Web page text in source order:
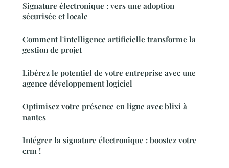
Signature électronique : vers une adoption
sécurisée et locale
Comment l'intelligence artificielle transforme la
gestion de projet
Libérez le potentiel de votre entreprise avec une
agence développement logiciel
Optimisez votre présence en ligne avec blixi à
nantes
Intégrer la signature électronique : boostez votre
crm !